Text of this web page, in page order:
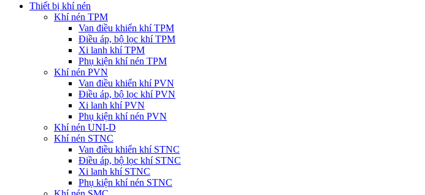
Thiết bị khí nén
Khí nén TPM
Van điều khiển khí TPM
Điều áp, bộ lọc khí TPM
Xi lanh khí TPM
Phụ kiện khí nén TPM
Khí nén PVN
Van điều khiển khí PVN
Điều áp, bộ lọc khí PVN
Xi lanh khí PVN
Phụ kiện khí nén PVN
Khí nén UNI-D
Khí nén STNC
Van điều khiển khí STNC
Điều áp, bộ lọc khí STNC
Xi lanh khí STNC
Phụ kiện khí nén STNC